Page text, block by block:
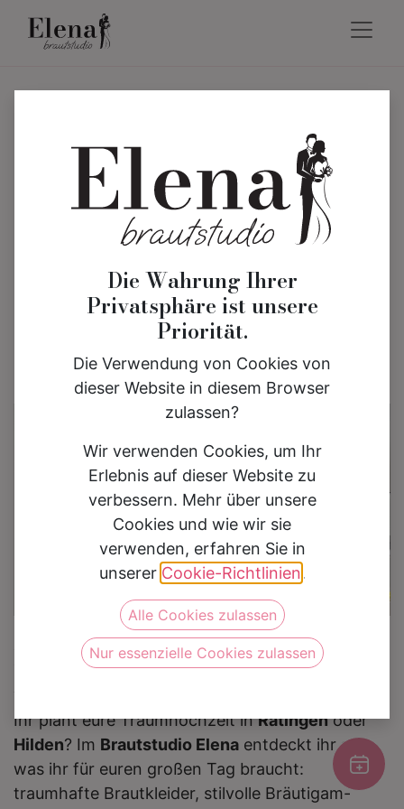
Bräutigam-Anzüge &
Trauringe für Solingen
& Remscheid – Alles für
euren großen Tag
Für Paare aus Ratingen & Hilden:
Ihr plant eure Traumhochzeit inRatingenoder
Hilden? Im Brautstudio Elena entdeckt ihr alles,
was ihr für euren großen Tag braucht:
traumhafte Brautkleider, stilvolle Bräutigam-
Die Wahrung Ihrer
Privatsphäre ist unsere
Priorität.
Die Verwendung von Cookies von
dieser Website in diesem Browser
zulassen?
Wir verwenden Cookies, um Ihr
Erlebnis auf dieser Website zu
verbessern. Mehr über unsere
Cookies und wie wir sie
verwenden, erfahren Sie in
unserer Cookie-Richtlinien.
Alle Cookies zulassen
Nur essenzielle Cookies zulassen